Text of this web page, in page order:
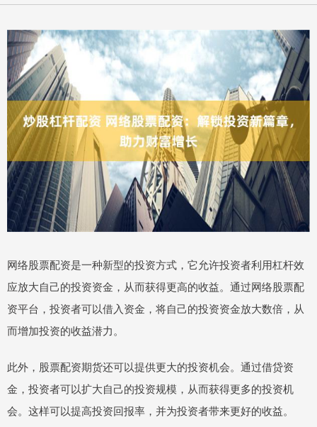
网络股票配资是一种新型的投资方式，它允许投资者利用杠杆效
应放大自己的投资资金，从而获得更高的收益。通过网络股票配
资平台，投资者可以借入资金，将自己的投资资金放大数倍，从
而增加投资的收益潜力。
此外，股票配资期货还可以提供更大的投资机会。通过借贷资
金，投资者可以扩大自己的投资规模，从而获得更多的投资机
会。这样可以提高投资回报率，并为投资者带来更好的收益。